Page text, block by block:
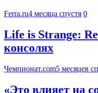
Ferra.ru4 месяца спустя 0
Life is Strange:
консолях
Чемпионат.com5 месяцев
«Это влияет на